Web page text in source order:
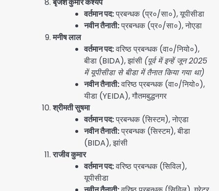
वर्तमान पद:प्रबन्धक (प्र०/सा०), यूपीसीडा
नवीन तैनाती:प्रबन्धक (प्र०/सा०), नोएडा
मनीष लाल
वर्तमान पद:वरिष्ठ प्रबन्धक (वा०/नियो०),
बीडा (BIDA), झांसी (पूर्व में इन्हें जून 2025
में यूपीसीडा से बीडा में तैनात किया गया था)
नवीन तैनाती:वरिष्ठ प्रबन्धक (वा०/नियो०),
यीडा (YEIDA), गौतमबुद्धनगर
श्रीमती सुषमा
वर्तमान पद:प्रबन्धक (सिस्टम), नोएडा
नवीन तैनाती:प्रबन्धक (सिस्टम), बीडा
(BIDA), झांसी
राजीव कुमार
वर्तमान पद:वरिष्ठ प्रबन्धक (सिविल),
यूपीसीडा